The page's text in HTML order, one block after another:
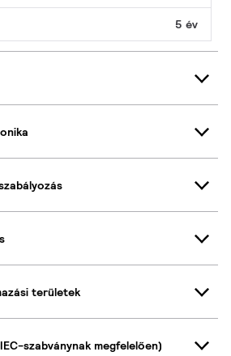
5 év
területek
szabványnak megfelelően)